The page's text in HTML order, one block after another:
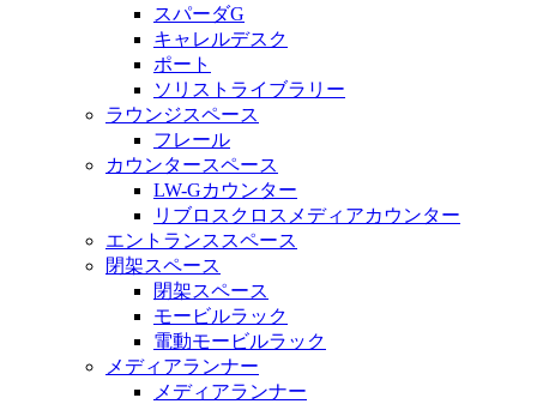
スパーダG
キャレルデスク
ポート
ソリストライブラリー
ラウンジスペース
フレール
カウンタースペース
LW-Gカウンター
リブロスクロスメディアカウンター
エントランススペース
閉架スペース
閉架スペース
モービルラック
電動モービルラック
メディアランナー
メディアランナー